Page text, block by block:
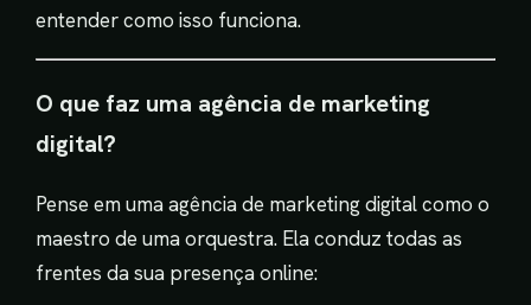
entender como isso funciona.
O que faz uma agência de marketing
digital?
Pense em uma agência de marketing digital como o
maestro de uma orquestra. Ela conduz todas as
frentes da sua presença online: